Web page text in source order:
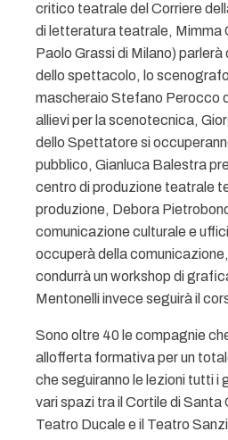
critico teatrale del Corriere
di letteratura teatrale, Mimma
Paolo Grassi di Milano)
dello spettacolo, lo
mascheraio Stefano Perocco
allievi per la scenotecnica,
dello Spettatore si
pubblico, Gianluca Balestra
centro di produzione teatrale
produzione, Debora
comunicazione culturale e
occuperà della
condurrà un workshop di
Mentonelli invece seguirà il
Sono oltre 40 le compagnie
allofferta formativa per un
che seguiranno le lezioni tutti i
vari spazi tra il Cortile di Santa
Teatro Ducale e il Teatro